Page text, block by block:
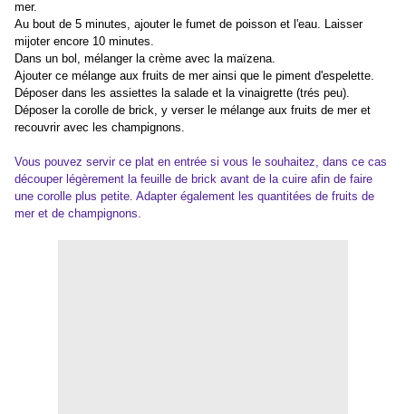
mer.
Au bout de 5 minutes, ajouter le fumet de poisson et l'eau. Laisser
mijoter encore 10 minutes.
Dans un bol, mélanger la crème avec la maïzena.
Ajouter ce mélange aux fruits de mer ainsi que le piment d'espelette.
Déposer dans les assiettes la salade et la vinaigrette (trés peu).
Déposer la corolle de brick, y verser le mélange aux fruits de mer et
recouvrir avec les champignons.
Vous pouvez servir ce plat en entrée si vous le souhaitez, dans ce cas
découper légèrement la feuille de brick avant de la cuire afin de faire
une corolle plus petite. Adapter également les quantitées de fruits de
mer et de champignons.